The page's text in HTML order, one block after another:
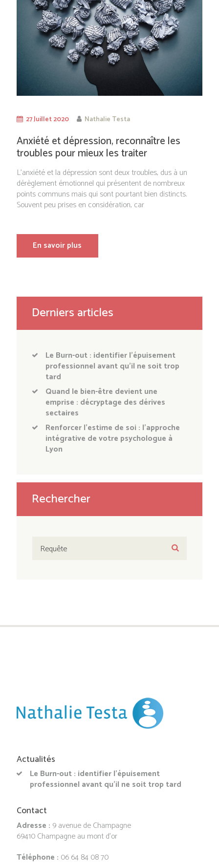
27 Juillet 2020 Nathalie Testa
Anxiété et dépression, reconnaître les
troubles pour mieux les traiter
L’anxiété et la dépression sont deux troubles, dus à un
dérèglement émotionnel qui présentent de nombreux
points communs mais qui sont pourtant bien distincts.
Souvent peu prises en considération, car
En savoir plus
Derniers articles
Le Burn-out : identifier l’épuisement
professionnel avant qu’il ne soit trop
tard
Quand le bien-être devient une
emprise : décryptage des dérives
sectaires
Renforcer l’estime de soi : l’approche
intégrative de votre psychologue à
Lyon
Rechercher
Actualités
Le Burn-out : identifier l’épuisement
professionnel avant qu’il ne soit trop tard
Contact
Adresse : 9 avenue de Champagne
69410 Champagne au mont d’or
Téléphone : 06 64 84 08 70